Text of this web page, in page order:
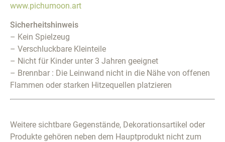
www.pichumoon.art
Sicherheitshinweis
– Kein Spielzeug
– Verschluckbare Kleinteile
– Nicht für Kinder unter 3 Jahren geeignet
– Brennbar : Die Leinwand nicht in die Nähe von offenen
Flammen oder starken Hitzequellen platzieren
Weitere sichtbare Gegenstände, Dekorationsartikel oder
Produkte gehören neben dem Hauptprodukt nicht zum